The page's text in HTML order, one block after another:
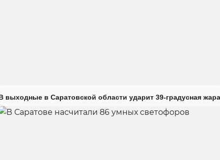
выходные в Саратовской области ударит 39-градусная жара